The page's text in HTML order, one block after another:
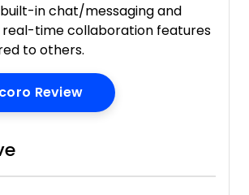
in chat/messaging and
real-time collaboration features
to others.
ReviewOpens New Window